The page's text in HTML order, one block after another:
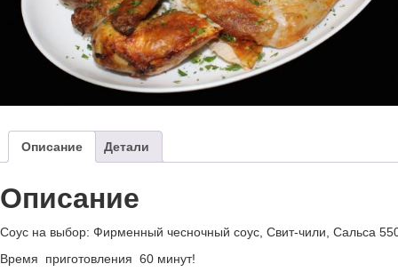
Описание Детали
Описание
Соус на выбор: Фирменный чесночный соус, Свит-чили, Сальса
Время приготовления 60 минут!